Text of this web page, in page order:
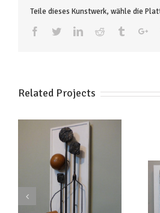
Teile dieses Kunstwerk, wähle die
Facebook
TwitterLinkedinReddit Tumblr
Related Projects